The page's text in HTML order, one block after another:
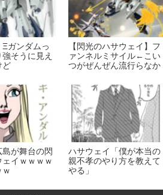
Ξガンダムっ
そうに見え
ど
【閃光のハサウェイ】フ
ァンネルミサイル←こい
つがぜんぜん流行らなか
島が舞台の閃
イｗｗｗｗ
ｗ
ハサウェイ「僕が本当の
親不孝のやり方を教えて
やる」